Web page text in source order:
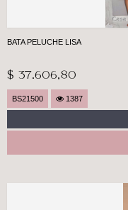
BATA PELUCHE LISA
$ 37.606,80
BS21500 1387